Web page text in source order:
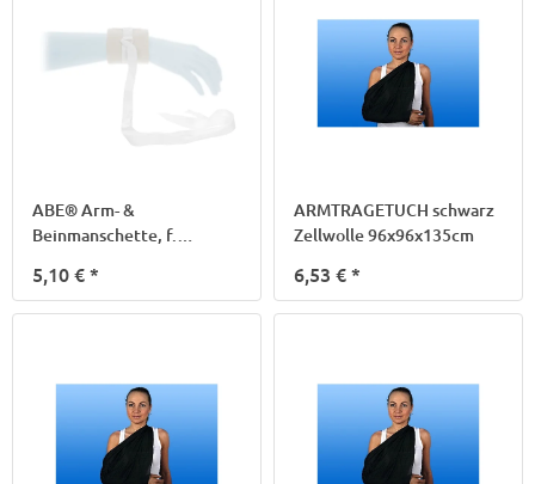
ABE® Arm- &
Beinmanschette, f.
5,10 €*
ARMTRAGETUCH schwarz
Zellwolle 96x96x135cm
6,53 €*